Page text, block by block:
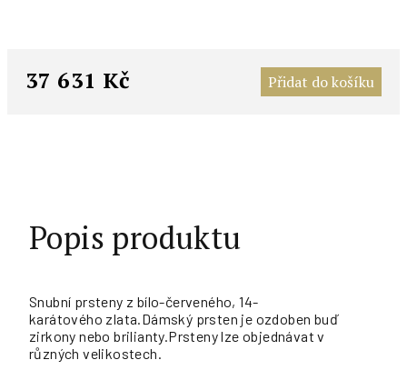
37 631 Kč Přidat do košíku
Popis produktu
Snubní prsteny z bílo-červeného, 14-
karátového zlata.Dámský prsten je ozdoben buď
zirkony nebo brilianty.Prsteny lze objednávat v
různých velikostech.